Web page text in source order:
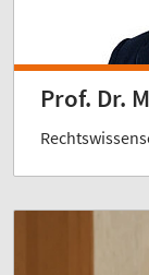
Prof. Dr.